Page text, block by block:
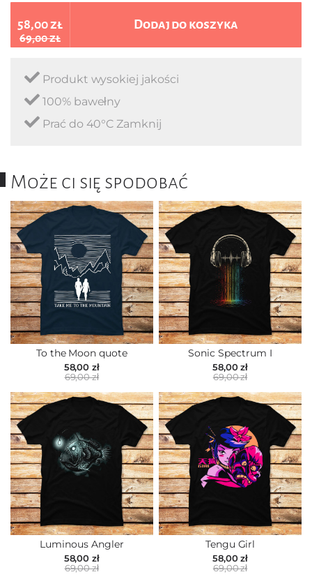
58,00 zł
69,00 zł
Dodaj do koszyka
Produkt wysokiej jakości
100% bawełny
Prać do 40°C Zamknij
Może ci się spodobać
To the Moon quote
58,00 zł
69,00 zł
Sonic Spectrum I
58,00 zł
69,00 zł
Luminous Angler
58,00 zł
69,00 zł
Tengu Girl
58,00 zł
69,00 zł